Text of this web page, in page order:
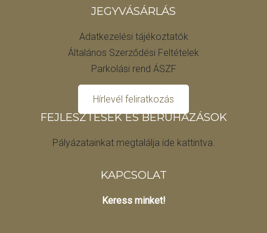
JEGYVÁSÁRLÁS
Adatkezelési tájékoztatók
Általános Szerződési Feltételek
Parkolási rend ÁSZF
Hírlevél feliratkozás
FEJLESZTÉSEK ÉS BERUHÁZÁSOK
Pályázatainkat megtalálja ide kattintva.
KAPCSOLAT
Keress minket!